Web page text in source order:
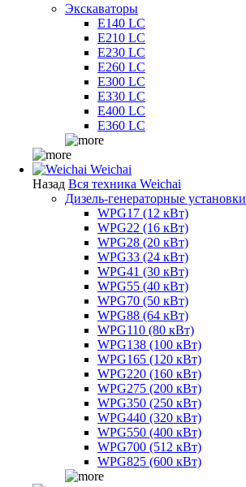
Экскаваторы
E140 LC
E210 LC
E230 LC
E260 LC
E300 LC
E330 LC
E400 LC
E360 LC
Weichai
Назад Вся техника Weichai
Дизель-генераторные установки
WPG17 (12 кВт)
WPG22 (16 кВт)
WPG28 (20 кВт)
WPG33 (24 кВт)
WPG41 (30 кВт)
WPG55 (40 кВт)
WPG70 (50 кВт)
WPG88 (64 кВт)
WPG110 (80 кВт)
WPG138 (100 кВт)
WPG165 (120 кВт)
WPG220 (160 кВт)
WPG275 (200 кВт)
WPG350 (250 кВт)
WPG440 (320 кВт)
WPG550 (400 кВт)
WPG700 (512 кВт)
WPG825 (600 кВт)